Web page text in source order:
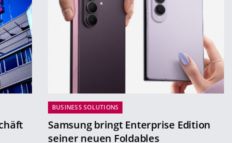
BUSINESS SOLUTIONS
Samsung bringt Enterprise Edition
seiner neuen Foldables